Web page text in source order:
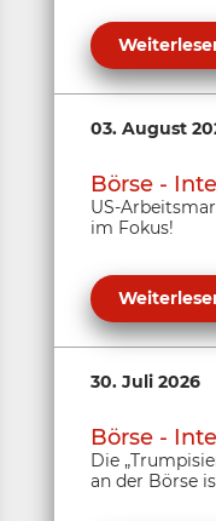
03. August
Börse -
US-
im Fokus!
30. Juli 2026
Börse -
Die
an der Börse